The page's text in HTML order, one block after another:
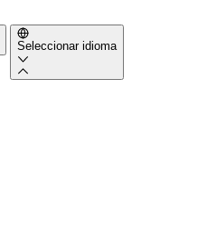
Seleccionar idioma